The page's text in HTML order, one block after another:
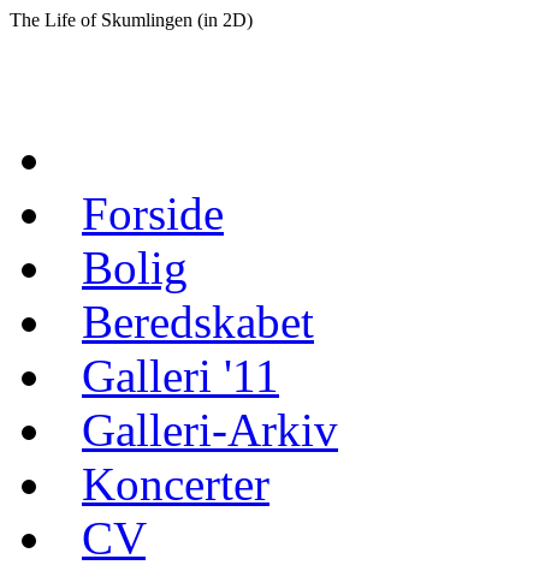
The Life of Skumlingen (in 2D)
Forside
Bolig
Beredskabet
Galleri '11
Galleri-Arkiv
Koncerter
CV